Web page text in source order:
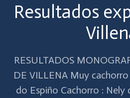
Resultados
RESULTADOS
DE VILLENA Muy
do Espiño Cachorro : Nely